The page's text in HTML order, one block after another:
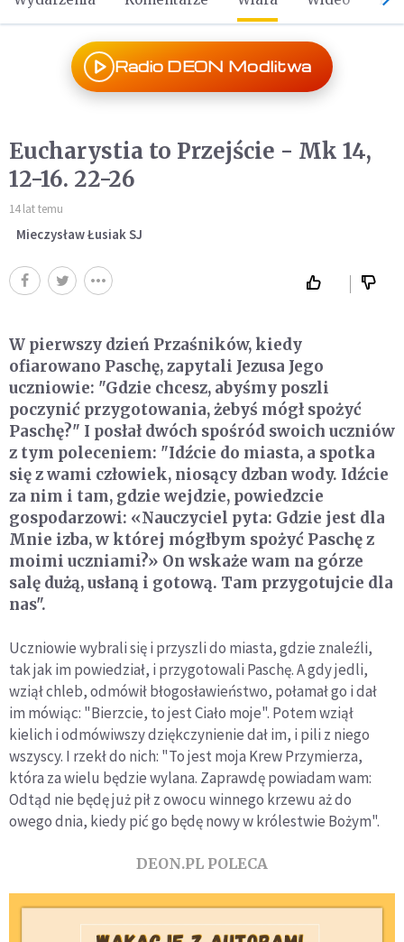
Radio DEON Modlitwa
Eucharystia to Przejście - Mk 14,
12-16. 22-26
14 lat temu
Mieczysław Łusiak SJ
W pierwszy dzień Przaśników, kiedy
ofiarowano Paschę, zapytali Jezusa Jego
uczniowie: "Gdzie chcesz, abyśmy poszli
poczynić przygotowania, żebyś mógł spożyć
Paschę?" I posłał dwóch spośród swoich uczniów
z tym poleceniem: "Idźcie do miasta, a spotka
się z wami człowiek, niosący dzban wody. Idźcie
za nim i tam, gdzie wejdzie, powiedzcie
gospodarzowi: «Nauczyciel pyta: Gdzie jest dla
Mnie izba, w której mógłbym spożyć Paschę z
moimi uczniami?» On wskaże wam na górze
salę dużą, usłaną i gotową. Tam przygotujcie dla
nas".
Uczniowie wybrali się i przyszli do miasta, gdzie znaleźli,
tak jak im powiedział, i przygotowali Paschę. A gdy jedli,
wziął chleb, odmówił błogosławieństwo, połamał go i dał
im mówiąc: "Bierzcie, to jest Ciało moje". Potem wziął
kielich i odmówiwszy dziękczynienie dał im, i pili z niego
wszyscy. I rzekł do nich: "To jest moja Krew Przymierza,
która za wielu będzie wylana. Zaprawdę powiadam wam:
Odtąd nie będę już pił z owocu winnego krzewu aż do
owego dnia, kiedy pić go będę nowy w królestwie Bożym".
DEON.PL POLECA